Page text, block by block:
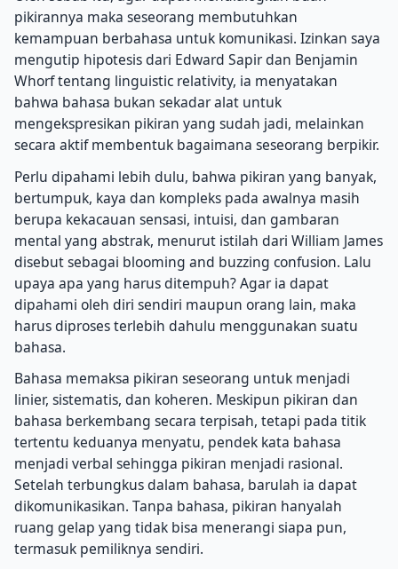
pikirannya maka seseorang membutuhkan
kemampuan berbahasa untuk komunikasi. Izinkan saya
mengutip hipotesis dari Edward Sapir dan Benjamin
Whorf tentang linguistic relativity, ia menyatakan
bahwa bahasa bukan sekadar alat untuk
mengekspresikan pikiran yang sudah jadi, melainkan
secara aktif membentuk bagaimana seseorang berpikir.
Perlu dipahami lebih dulu, bahwa pikiran yang banyak,
bertumpuk, kaya dan kompleks pada awalnya masih
berupa kekacauan sensasi, intuisi, dan gambaran
mental yang abstrak, menurut istilah dari William James
disebut sebagai blooming and buzzing confusion. Lalu
upaya apa yang harus ditempuh? Agar ia dapat
dipahami oleh diri sendiri maupun orang lain, maka
harus diproses terlebih dahulu menggunakan suatu
bahasa.
Bahasa memaksa pikiran seseorang untuk menjadi
linier, sistematis, dan koheren. Meskipun pikiran dan
bahasa berkembang secara terpisah, tetapi pada titik
tertentu keduanya menyatu, pendek kata bahasa
menjadi verbal sehingga pikiran menjadi rasional.
Setelah terbungkus dalam bahasa, barulah ia dapat
dikomunikasikan. Tanpa bahasa, pikiran hanyalah
ruang gelap yang tidak bisa menerangi siapa pun,
termasuk pemiliknya sendiri.